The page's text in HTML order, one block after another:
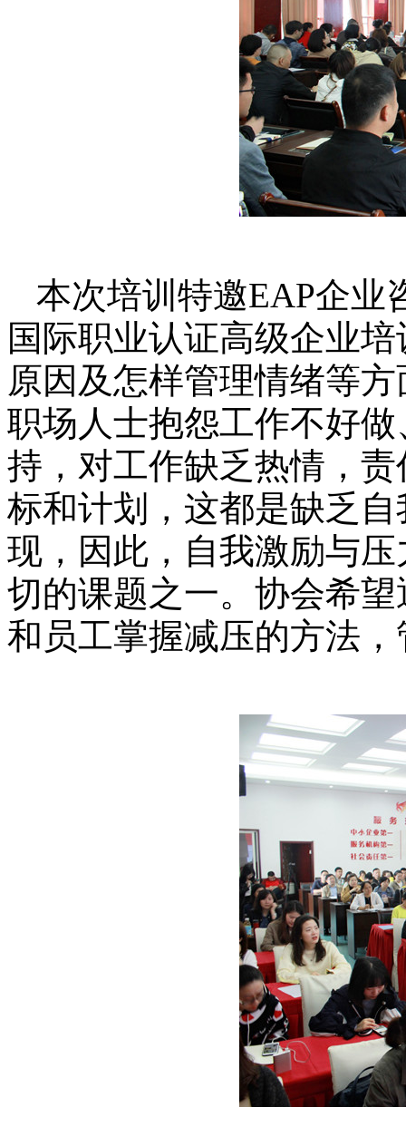
本次培训特邀EAP企业
国际职业认证高级企业
原因及怎样管理情绪等
职场人士抱怨工作不好
持，对工作缺乏热情，
标和计划，这都是缺乏
现，因此，自我激励与
切的课题之一。协会希
和员工掌握减压的方法